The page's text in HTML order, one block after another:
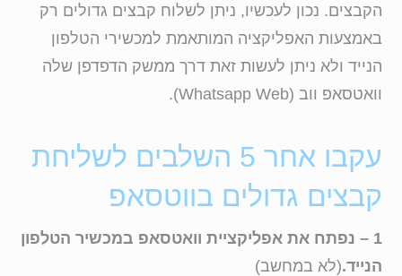
הקבצים. נכון לעכשיו, ניתן לשלוח קבצים גדולים רק
באמצעות האפליקציה המותאמת למכשירי הטלפון
הנייד ולא ניתן לעשות זאת דרך ממשק הדפדפן שלה
וואטסאפ ווב (Whatsapp Web).
עקבו אחר 5 השלבים לשליחת
קבצים גדולים בווטסאפ
1 – נפתח את אפליקציית וואטסאפ במכשיר הטלפון
הנייד.(לא במחשב)